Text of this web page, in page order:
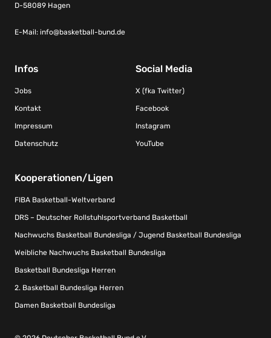
D-58089 Hagen
E-Mail: info@basketball-bund.de
Infos
Jobs
Kontakt
Impressum
Datenschutz
Social Media
X (fka Twitter)
Facebook
Instagram
YouTube
Kooperationen/Ligen
FIBA Basketball-Weltverband
DRS – Deutscher Rollstuhlsportverband Basketball
Nachwuchs Basketball Bundesliga / Jugend Basketball Bundesliga
Weibliche Nachwuchs Basketball Bundesliga
Basketball Bundesliga Herren
2. Basketball Bundesliga Herren
Damen Basketball Bundesliga